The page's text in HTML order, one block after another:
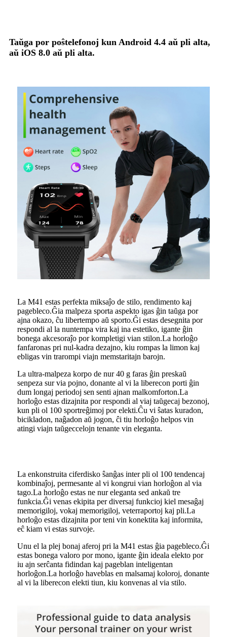
Taŭga por poŝtelefonoj kun Android 4.4 aŭ pli alta,
aŭ iOS 8.0 aŭ pli alta.
La M41 estas perfekta miksaĵo de stilo, rendimento kaj
pagebleco.Ĝia malpeza sporta aspekto igas ĝin taŭga por
ajna okazo, ĉu libertempo aŭ sporto.Ĝi estas desegnita por
respondi al la nuntempa vira kaj ina estetiko, igante ĝin
bonega akcesoraĵo por kompletigi vian stilon.La horloĝo
fanfaronas pri nul-kadra dezajno, kiu rompas la limon kaj
ebligas vin trarompi viajn memstaritajn barojn.
La ultra-malpeza korpo de nur 40 g faras ĝin preskaŭ
senpeza sur via pojno, donante al vi la liberecon porti ĝin
dum longaj periodoj sen senti ajnan malkomforton.La
horloĝo estas dizajnita por respondi al viaj taŭgecaj bezonoj,
kun pli ol 100 sportreĝimoj por elekti.Ĉu vi ŝatas kuradon,
bicikladon, naĝadon aŭ jogon, ĉi tiu horloĝo helpos vin
atingi viajn taŭgeccelojn tenante vin eleganta.
La enkonstruita ciferdisko ŝanĝas inter pli ol 100 tendencaj
kombinaĵoj, permesante al vi kongrui vian horloĝon al via
tago.La horloĝo estas ne nur eleganta sed ankaŭ tre
funkcia.Ĝi venas ekipita per diversaj funkcioj kiel mesaĝaj
memorigiloj, vokaj memorigiloj, veterraportoj kaj pli.La
horloĝo estas dizajnita por teni vin konektita kaj informita,
eĉ kiam vi estas survoje.
Unu el la plej bonaj aferoj pri la M41 estas ĝia pagebleco.Ĝi
estas bonega valoro por mono, igante ĝin ideala elekto por
iu ajn serĉanta fidindan kaj pageblan inteligentan
horloĝon.La horloĝo haveblas en malsamaj koloroj, donante
al vi la liberecon elekti tiun, kiu konvenas al via stilo.